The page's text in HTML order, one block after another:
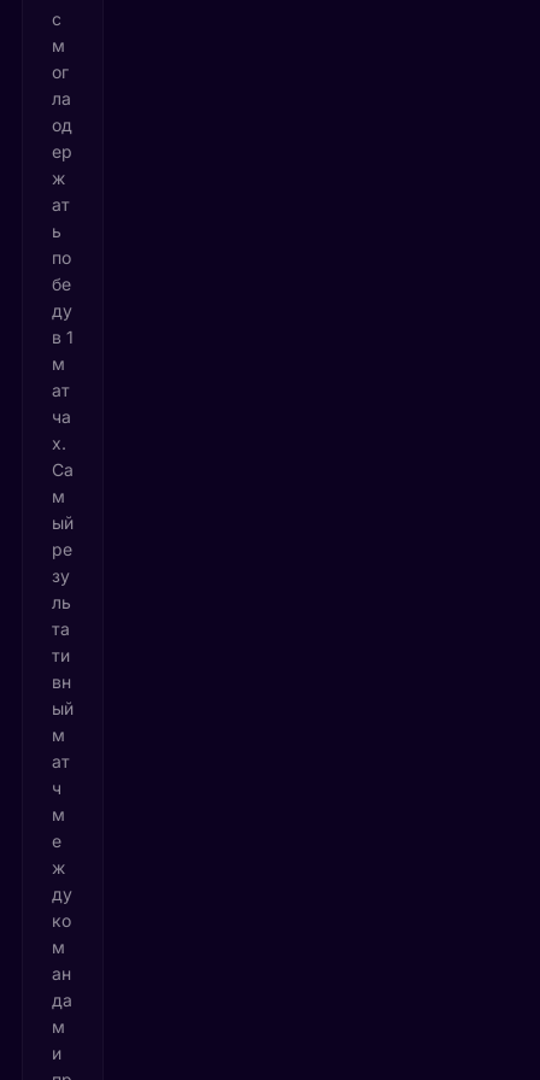
с
м
ог
ла
од
ер
ж
ат
ь
по
бе
ду
в 1
м
ат
ча
х.
Са
м
ый
ре
зу
ль
та
ти
вн
ый
м
ат
ч
м
е
ж
ду
ко
м
ан
да
м
и